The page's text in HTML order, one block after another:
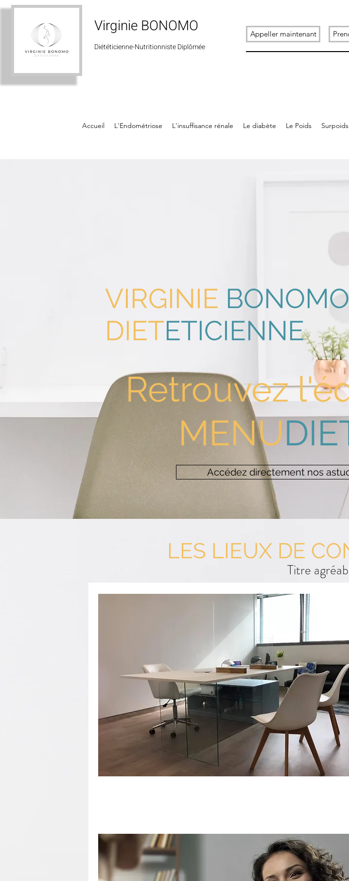
Virginie BONOMO
Diététicienne-NutritionnisteDiplômée
Appeller maintenant
Accueil L'Endométriose L'insuffisance rénale Le diabète Le Poids
VIRGINIE BONOMO
DIETETICIENNE
Retrouvez
MENU
Accédez directement nos
LES LIEUX DE
Titre